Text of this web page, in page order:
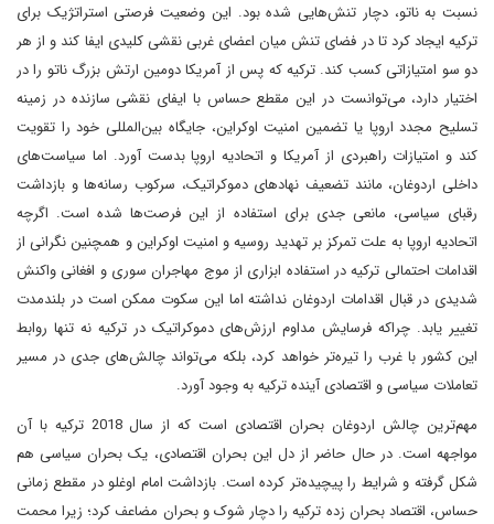
نسبت به ناتو، دچار تنش‌هایی شده بود. این وضعیت فرصتی استراتژیک برای
ترکیه ایجاد کرد تا در فضای تنش میان اعضای غربی نقشی کلیدی ایفا کند و از هر
دو سو امتیازاتی کسب کند. ترکیه که پس از آمریکا دومین ارتش بزرگ ناتو را در
اختیار دارد، می‌توانست در این مقطع حساس با ایفای نقشی سازنده در زمینه
تسلیح مجدد اروپا یا تضمین امنیت اوکراین، جایگاه بین‌المللی خود را تقویت
کند و امتیازات راهبردی از آمریکا و اتحادیه اروپا بدست آورد. اما سیاست‌های
داخلی اردوغان، مانند تضعیف نهادهای دموکراتیک، سرکوب رسانه‌ها و بازداشت
رقبای سیاسی، مانعی جدی برای استفاده از این فرصت‌ها شده است. اگرچه
اتحادیه اروپا به علت تمرکز بر تهدید روسیه و امنیت اوکراین و همچنین نگرانی از
اقدامات احتمالی ترکیه در استفاده ابزاری از موج مهاجران سوری و افغانی واکنش
شدیدی در قبال اقدامات اردوغان نداشته اما این سکوت ممکن است در بلندمدت
تغییر یابد. چراکه فرسایش مداوم ارزش‌های دموکراتیک در ترکیه نه تنها روابط
این کشور با غرب را تیره‌تر خواهد کرد، بلکه می‌تواند چالش‌های جدی در مسیر
تعاملات سیاسی و اقتصادی آینده ترکیه به وجود آورد.
مهم‌ترین چالش اردوغان بحران اقتصادی است که از سال 2018 ترکیه با آن
مواجهه است. در حال حاضر از دل این بحران اقتصادی، یک بحران سیاسی هم
شکل گرفته و شرایط را پیچیده‌تر کرده است. بازداشت امام اوغلو در مقطع زمانی
حساس، اقتصاد بحران زده ترکیه را دچار شوک و بحران مضاعف کرد؛ زیرا محمت